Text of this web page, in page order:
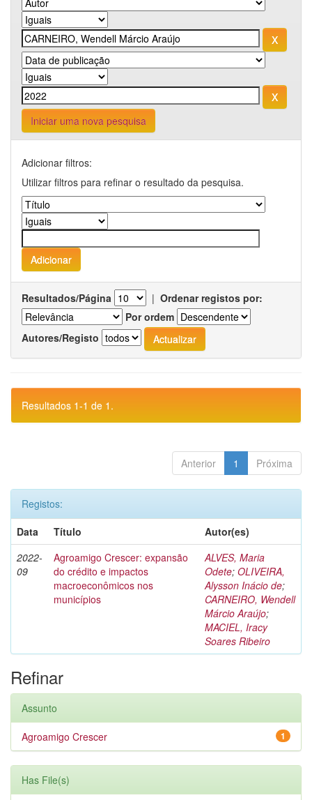
Iniciar uma nova pesquisa
Adicionar filtros:
Utilizar filtros para refinar o resultado da pesquisa.
Resultados/Página | Ordenar registos por:
Por ordem
Autores/Registo
Resultados 1-1 de 1.
Anterior 1 Próxima
Registos:
Data
Título
Autor(es)
2022-
09
Agroamigo Crescer: expansão
do crédito e impactos
macroeconômicos nos
municípios
ALVES, Maria
Odete; OLIVEIRA,
Alysson Inácio de;
CARNEIRO, Wendell
Márcio Araújo;
MACIEL, Iracy
Soares Ribeiro
Refinar
Assunto
1
Agroamigo Crescer
Has File(s)